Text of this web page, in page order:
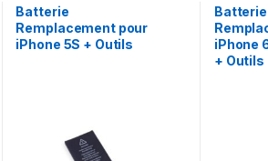
chargeurs
Batterie
Remplacement pour
iPhone 5S + Outils
chargeurs
Batterie
iPhone
+ Outils